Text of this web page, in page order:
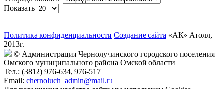
Показать
Политика конфиденциальности Создание сайта «АК» Атолл,
2013г.
© Администрация Чернолучинского городского поселения
Омского муниципального района Омской области
Тел.: (3812) 976-634, 976-517
Email: chernoluch_admin@mail.ru